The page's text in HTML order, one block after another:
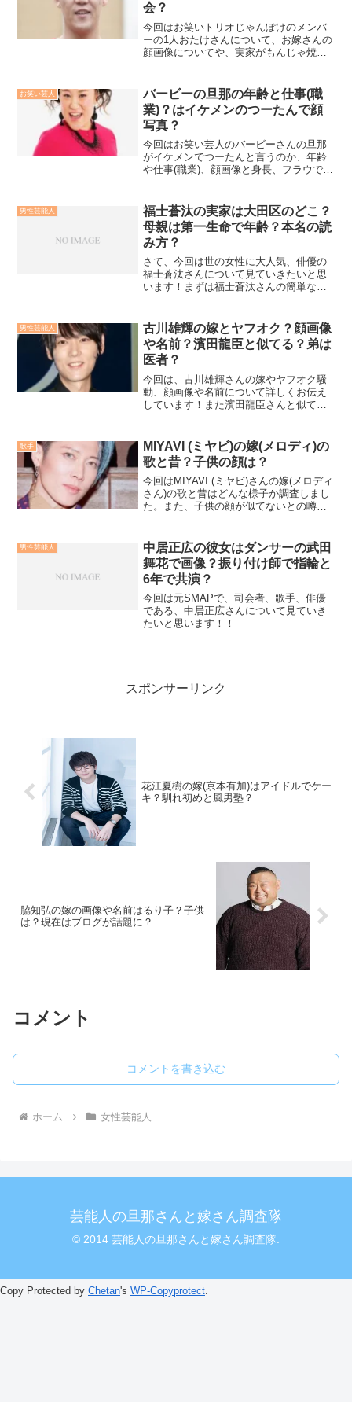
会？
今回はお笑いトリオじゃんぽけのメンバ
ーの1人おたけさんについて、お嫁さんの
顔画像についてや、実家がもんじゃ焼き
きたいと思います！
お笑い芸人
バービーの旦那の年齢と仕事(職
業)？はイケメンのつーたんで顔
写真？
今回はお笑い芸人のバービーさんの旦那
がイケメンでつーたんと言うのか、年齢
や仕事(職業)、顔画像と身長、フラウでエ
男性芸能人
福士蒼汰の実家は大田区のどこ？
母親は第一生命で年齢？本名の読
み方？
さて、今回は世の女性に大人気、俳優の
福士蒼汰さんについて見ていきたいと思
います！まずは福士蒼汰さんの簡単なプ
男性芸能人
古川雄輝の嫁とヤフオク？顔画像
や名前？濱田龍臣と似てる？弟は
医者？
今回は、古川雄輝さんの嫁やヤフオク騒
動、顔画像や名前について詳しくお伝え
しています！また濱田龍臣さんと似てい
歌手
MIYAVI (ミヤビ)の嫁(メロディ)の
歌と昔？子供の顔は？
今回はMIYAVI (ミヤビ)さんの嫁(メロディ
さん)の歌と昔はどんな様子か調査しまし
た。また、子供の顔が似てないとの噂は
男性芸能人
中居正広の彼女はダンサーの武田
舞花で画像？振り付け師で指輪と
6年で共演？
今回は元SMAPで、司会者、歌手、俳優
である、中居正広さんについて見ていき
たいと思います！！
スポンサーリンク
花江夏樹の嫁(京本有加)はアイドルでケー
キ？馴れ初めと風男塾？
脇知弘の嫁の画像や名前はるり子？子供
は？現在はブログが話題に？
コメント
コメントを書き込む
ホーム 女性芸能人
芸能人の旦那さんと嫁さん調査隊
© 2014 芸能人の旦那さんと嫁さん調査隊.
Copy Protected by Chetan's WP-Copyprotect